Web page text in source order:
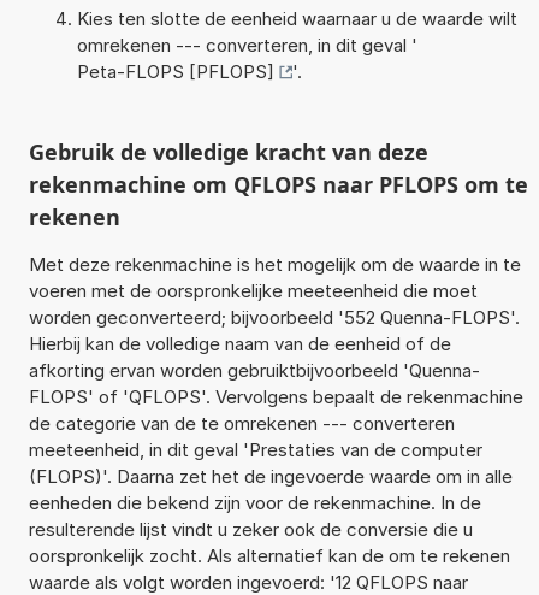
Kies ten slotte de eenheid waarnaar u de waarde wilt
omrekenen --- converteren, in dit geval '
Peta-FLOPS [PFLOPS]
'.
Gebruik de volledige kracht van deze
rekenmachine om QFLOPS naar PFLOPS om te
rekenen
Met deze rekenmachine is het mogelijk om de waarde in te
voeren met de oorspronkelijke meeteenheid die moet
worden geconverteerd; bijvoorbeeld '552 Quenna-FLOPS'.
Hierbij kan de volledige naam van de eenheid of de
afkorting ervan worden gebruiktbijvoorbeeld 'Quenna-
FLOPS' of 'QFLOPS'. Vervolgens bepaalt de rekenmachine
de categorie van de te omrekenen --- converteren
meeteenheid, in dit geval 'Prestaties van de computer
(FLOPS)'. Daarna zet het de ingevoerde waarde om in alle
eenheden die bekend zijn voor de rekenmachine. In de
resulterende lijst vindt u zeker ook de conversie die u
oorspronkelijk zocht. Als alternatief kan de om te rekenen
waarde als volgt worden ingevoerd: '12 QFLOPS naar